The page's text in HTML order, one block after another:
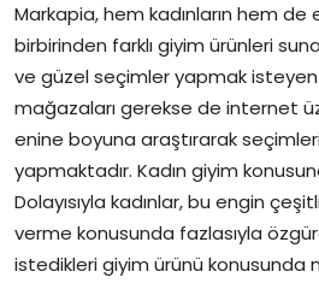
Markapia, hem kadınların hem
birbirinden farklı giyim ürünleri
ve güzel seçimler yapmak isteyen
mağazaları gerekse de internet
enine boyuna araştırarak
yapmaktadır. Kadın giyim
Dolayısıyla kadınlar, bu engin
verme konusunda fazlasıyla
istedikleri giyim ürünü konusunda